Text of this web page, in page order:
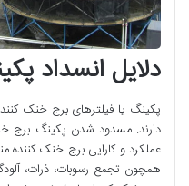
دلایل انسداد
پکینگ یا فیلترهای برج خنک‌
دارند. مسدود شدن پکینگ برج
عملکرد و کارایی برج خنک ‌کننده
همچون تجمع رسوبات، ذرات،